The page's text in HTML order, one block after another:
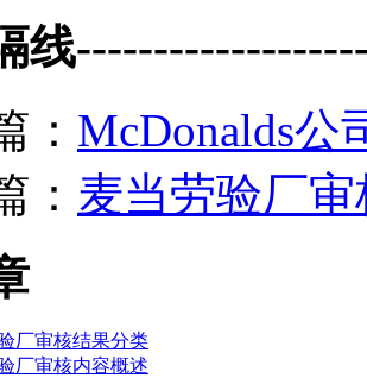
线
： McDonalds公
： 麦当劳验厂
厂审核结果分类
厂审核内容概述